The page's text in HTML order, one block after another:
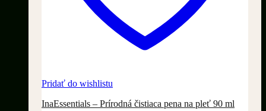
Pridať do wishlistu
InaEssentials – Prírodná čistiaca pena na pleť 90 ml